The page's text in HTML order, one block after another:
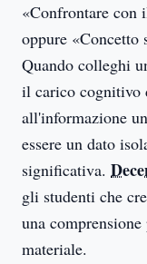
«Confrontare
oppure
Quando colleghi
il carico cognitivo
all'informazione
essere un dato
significativa.
gli studenti che
una
materiale.